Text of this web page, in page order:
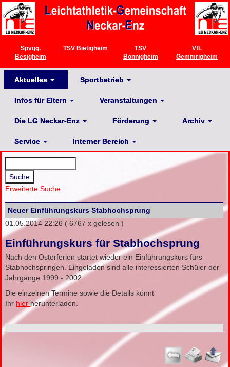
Spvgg.
Besigheim
TSV Bietigheim
TSV
Bönnigheim
VfL
Gemmrigheim
Aktuelles Sportbetrieb
Infos für Eltern Veranstaltungen
Die LG Neckar-Enz Förderung Archiv
Service Interner Bereich
Erweiterte Suche
Neuer Einführungskurs Stabhochsprung
01.05.2014 22:26 ( 6767 x gelesen )
Einführungskurs für Stabhochsprung
Nach den Osterferien startet wieder ein Einführungskurs fürs
Stabhochspringen. Eingeladen sind alle interessierten Schüler der
Jahrgänge 1999 - 2002.
Die einzelnen Termine sowie die Details könnt
Ihr hierherunterladen.